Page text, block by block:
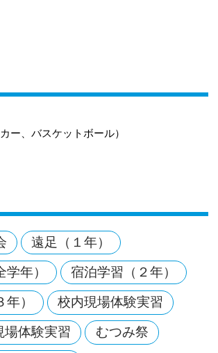
ー、バスケットボール）
遠足（１年）
年） 宿泊学習（２年）
） 校内現場体験実習
場体験実習 むつみ祭